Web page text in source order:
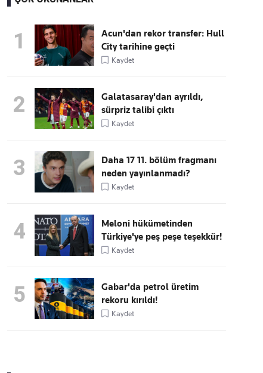
Kaçırmayın
Ücretsiz üye olun, gündemi
1
Acun'dan rekor transfer: Hull
City tarihine geçti
Kaydet
2
Galatasaray'dan ayrıldı,
sürpriz talibi çıktı
Kaydet
3
Daha 17 11. bölüm fragmanı
neden yayınlanmadı?
Kaydet
4
Meloni hükümetinden
Türkiye'ye peş peşe teşekkür!
Kaydet
5
Gabar'da petrol üretim
rekoru kırıldı!
Kaydet